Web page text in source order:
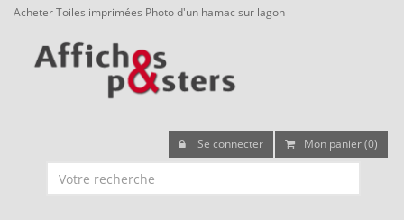
Acheter Toiles imprimées Photo d'un hamac sur lagon
Se connecter Mon panier (0)